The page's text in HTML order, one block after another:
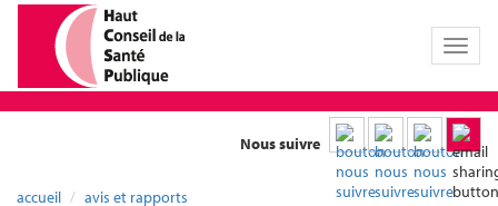
Toggle
Nous suivre
accueil
avis et rapports